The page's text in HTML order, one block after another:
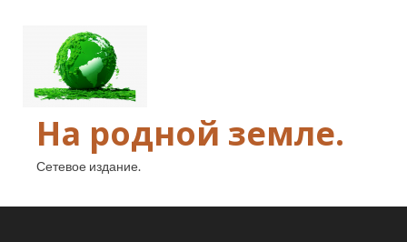
На родной земле.
Сетевое издание.